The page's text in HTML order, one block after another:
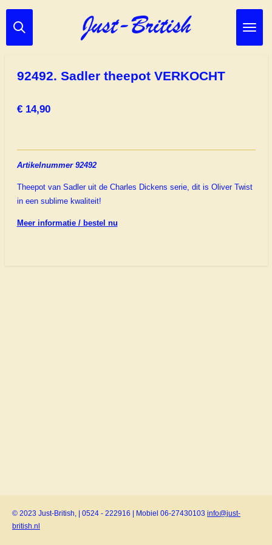
Ga
direct
92492. Sadler theepot VERKOCHT
€ 14,90
Artikelnummer 92492
Theepot van Sadler uit de Charles Dickens serie, dit is Oliver Twist
in een sublime kwaliteit!
Meer informatie / bestel nu
© 2023 Just-British, | 0524 - 222916 | Mobiel 06-27430103 info@just-
british.nl